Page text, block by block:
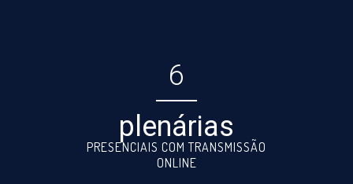
6
plenárias
PRESENCIAIS COM TRANSMISSÃO
ONLINE